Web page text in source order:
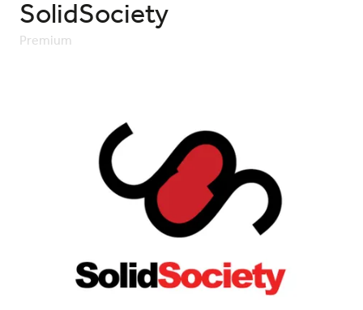
SolidSociety
Premium